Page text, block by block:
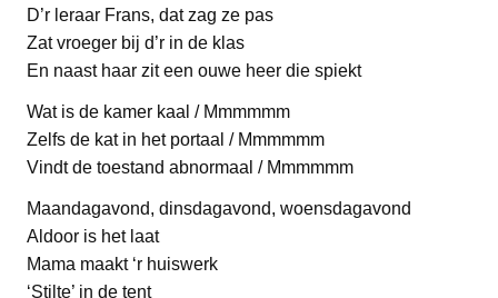
D’r leraar Frans, dat zag ze pas
Zat vroeger bij d’r in de klas
En naast haar zit een ouwe heer die spiekt
Wat is de kamer kaal / Mmmmmm
Zelfs de kat in het portaal / Mmmmmm
Vindt de toestand abnormaal / Mmmmmm
Maandagavond, dinsdagavond, woensdagavond
Aldoor is het laat
Mama maakt ‘r huiswerk
‘Stilte’ in de tent